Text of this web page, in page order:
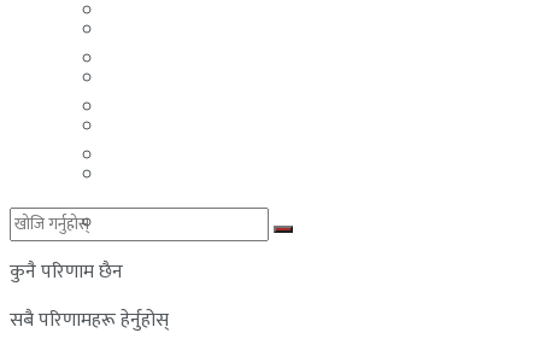
कुनै परिणाम छैन
सबै परिणामहरू हेर्नुहोस्